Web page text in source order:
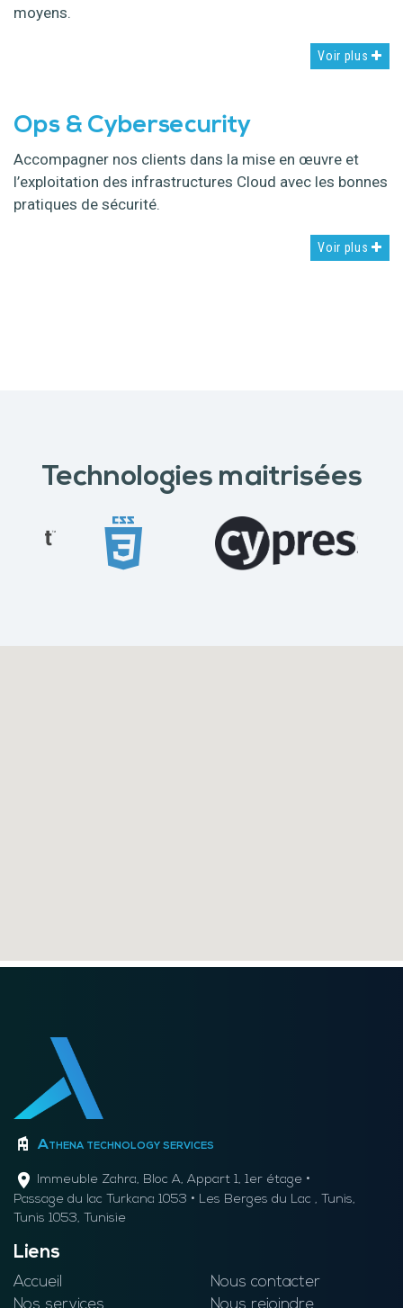
moyens.
Voir plus
Ops & Cybersecurity
Accompagner nos clients dans la mise en œuvre et
l’exploitation des infrastructures Cloud avec les bonnes
pratiques de sécurité.
Voir plus
Technologies maitrisées
Athena technology services
Immeuble Zahra, Bloc A, Appart 1, 1er étage •
Passage du lac Turkana 1053 • Les Berges du Lac , Tunis,
Tunis 1053, Tunisie
Liens
Accueil
Nos services
Nous contacter
Nous rejoindre